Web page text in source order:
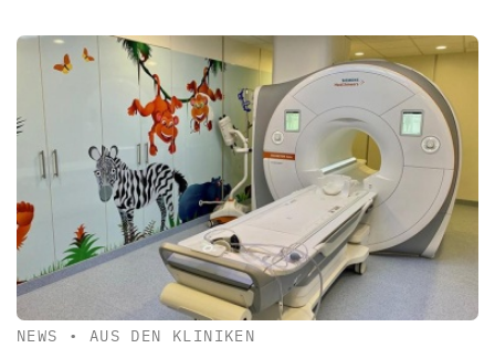
NEWS • AUS DEN KLINIKEN